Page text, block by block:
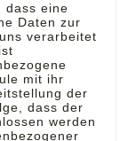
dass eine
Daten zur
verarbeitet
mit ihr
der
dass der
werden